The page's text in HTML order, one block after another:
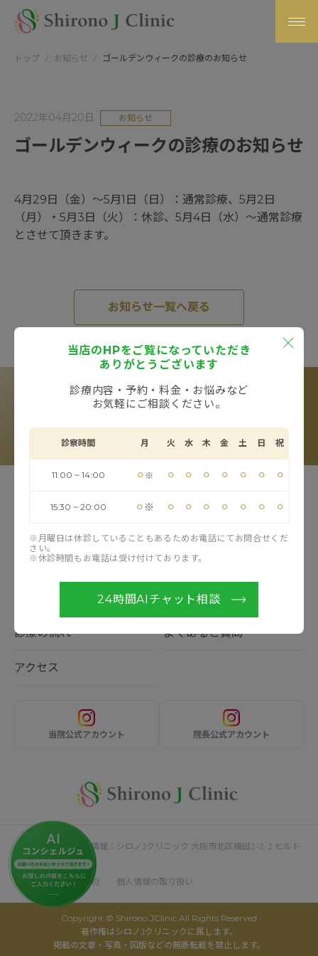
トップ お知らせ ゴールデンウィークの診療のお知らせ
2022年04月20日 お知らせ
ゴールデンウィークの診療のお知らせ
4月29日（金）～5月1日（日）：通常診療、5月2日
（月）・5月3日（火）：休診、5月4日（水）～通常診療
とさせて頂きます。
お知らせ一覧へ戻る
当店のHPをご覧になっていただき
ありがとうございます
診療内容・予約・料金・お悩みなど
お気軽にご相談ください。
診察時間 月 火 水 木 金 土 日 祝
11:00 ~ 14:00 ⚪︎ ※ ⚪︎ ⚪︎ ⚪︎ ⚪︎ ⚪︎ ⚪︎ ⚪︎
15:30 ~ 20:00 ⚪︎ ※ ⚪︎ ⚪︎ ⚪︎ ⚪︎ ⚪︎ ⚪︎ ⚪︎
※月曜日は休診していることもあるためお電話にてお問合せくだ
さい。
※休診時間もお電話は受け付けております。
24時間AIチャット相談
カウンセリングのご予約
RESERVE
※お電話受付時間：11:00〜20:00（フリーコール）
お悩み一覧 治療方法一覧
ブログ
診療の流れ よくあるご質問
アクセス
当院公式アカウント 院長公式アカウント
サイト運営者・企業情報：シロノJクリニック 大阪市北区梅田2-2-2 ヒルト
ンプラザウエスト4F
採用情報 利用規約 個人情報の取り扱い
Copyright © Shirono JClinic All Rights Reserved
著作権はシロノJクリニックに属します。
掲載の文章・写真・図版などの無断転載を禁止します。